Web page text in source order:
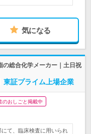
気になる
の総合化学メーカー｜土日祝
東証プライム上場企業
のおしごと掲載中
にて、臨床検査に用いられ